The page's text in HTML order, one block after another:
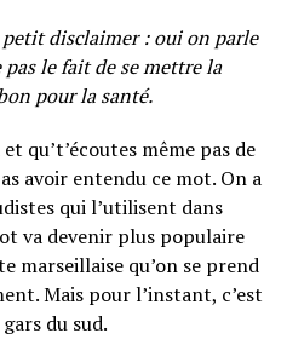
disclaimer : oui on parle
le fait de se mettre la
pour la santé.
qu’t’écoutes même pas de
avoir entendu ce mot. On a
qui l’utilisent dans
va devenir plus populaire
marseillaise qu’on se prend
Mais pour l’instant, c’est
du sud.